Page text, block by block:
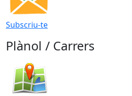
Subscriu-te
Plànol / Carrers